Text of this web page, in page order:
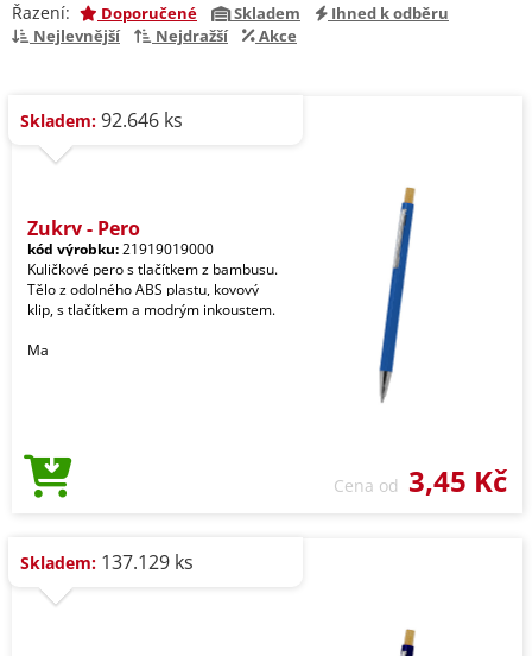
Řazení: Doporučené Skladem
Ihned k odběru
Nejlevnější
Nejdražší Akce
Skladem: 92.646 ks
Zukry - Pero
kód výrobku:21919019000
Kuličkové pero s tlačítkem z bambusu.
Tělo z odolného ABS plastu, kovový
klip, s tlačítkem a modrým inkoustem.
Ma
Cena od 3,45 Kč
Skladem: 137.129 ks